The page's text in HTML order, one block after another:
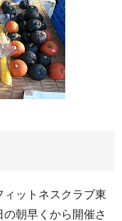
ィットネスクラブ東
朝早くから開催さ